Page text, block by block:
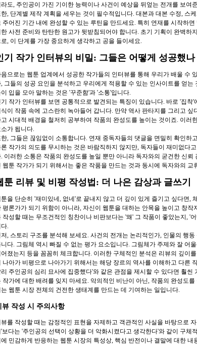
라도, 주인공이 가진 기이한 능력이나 사건이 예상을 뒤엎는 전개를 보여
한, 단계별 제작 계획을 세우는 것이 필수적입니다. 대본과 대본 수정, 스
주어진 기간 내에 완성할 수 있는 루틴을 만드세요. 특히 연재를 시작하
한 사전 준비와 탄탄한 원고가 뒷받침되어야 합니다. 초기 기획이 완벽하
로, 이 단계를 가장 중요하게 생각하고 공을 들이세요.
기 작가 인터뷰의 비밀: 그들은 어떻게 성공했나
음으로는 웹툰 업계에서 성공한 작가들의 인터뷰를 통해 우리가 배울 수
, 그들의 성공 요인을 분석하고 우리에게 적용할 수 있는 인사이트를 얻
이 입을 모아 말하는 것은 '꾸준함'과 '소통'입니다.
기 작가 인터뷰를 보면 공통적으로 발견되는 특징이 있습니다. 바로 '집
식이 작품 속에 고스란히 녹아들어 갑니다. 만약 역사 판타지를 그리고
시대적 배경을 철저히 공부하여 작품의 완성도를 높이는 것이죠. 이러
소가 됩니다.
한, 그들은 끊임없이 소통합니다. 연재 중독자들의 댓글을 면밀히 확인하
론 작가의 의도를 무시하는 것은 바람직하지 않지만, 독자들이 재미없다
. 이러한 소통은 작품의 완성도를 높일 뿐만 아니라 독자와의 굳건한 신
웹툰 작가가 되기 위해서는 좋은 작품을 만드는 것과 동시에 독자와의 교
툰 리뷰 및 비평 작성법: 더 나은 감상과 글쓰기
을 단순히 '재미있네, 없네'로 끝내지 않고 더 깊이 있게 즐기고 싶다면,
평론가가 되기 위함이 아니라, 자신이 웹툰을 대하는 안목을 높이고 창
작성할 때는 무조건적인 칭찬이나 비판보다는 '왜' 그 작품이 좋았는지, '
.
저, 스토리 구조를 분석해 보세요. 사건의 전개는 논리적인가, 인물의 행
니다. 그림체 역시 빠질 수 없는 평가 요소입니다. 그림체가 주제와 잘 어
어졌는지 등을 꼼꼼히 체크합니다. 이러한 구체적인 분석은 리뷰의 깊이를
나아가 비평으로 나아가기 위해서는 해당 장르의 역사를 이해하고 다른
리 주인공의 심리 묘사에 집중했다'와 같은 관점을 제시할 수 있다면 훨
작가에 대한 배려를 잊지 마세요. 악의적인 비난이 아닌, 작품의 완성도
는 웹툰 시장 전체의 건전한 생태계를 만드는 데 기여하는 일입니다.
뷰 작성 시 주의사항
뷰를 작성할 때는 감정적인 표현을 자제하고 객관적인 사실을 바탕으로
보다는 '주인공의 선택이 상황을 더 악화시켰다고 생각한다'와 같이 구체
에 민감하게 반응하는 웹툰 시장의 특성상, 핵심 반전이나 결말에 대한 내